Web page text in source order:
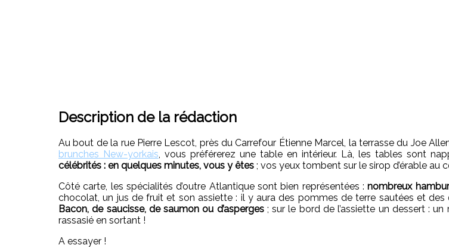
Description de la rédaction
Au bout de la rue Pierre Lescot, près du Carrefour Étienne Marcel, la terrasse du Joe
brunches New-yorkais, vous préférerez une table en intérieur. Là, les tables sont
célébrités : en quelques minutes, vous y êtes ; vos yeux tombent sur le sirop d’érable au
Côté carte, les spécialités d’outre Atlantique sont bien représentées :nombreux
chocolat, un jus de fruit et son assiette : il y aura des pommes de terre sautées et
Bacon, de saucisse, de saumon ou d’asperges; sur le bord de l’assiette un dessert :
rassasié en sortant !
A essayer !